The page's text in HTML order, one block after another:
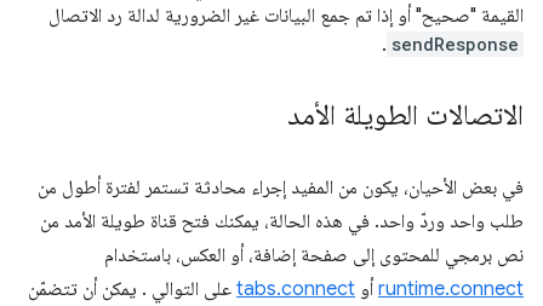
القيمة "صحيح" أو إذا تم جمع البيانات غير الضرورية لدالة رد الاتصال
sendResponse
.
الاتصالات الطويلة الأمد
في بعض الأحيان، يكون من المفيد إجراء محادثة تستمر لفترة أطول من
طلب واحد وردّ واحد. في هذه الحالة، يمكنك فتح قناة طويلة الأمد من
نص برمجي للمحتوى إلى صفحة إضافة، أو العكس، باستخدام
runtime.connect أو tabs.connect على التوالي . يمكن أن تتضمّن